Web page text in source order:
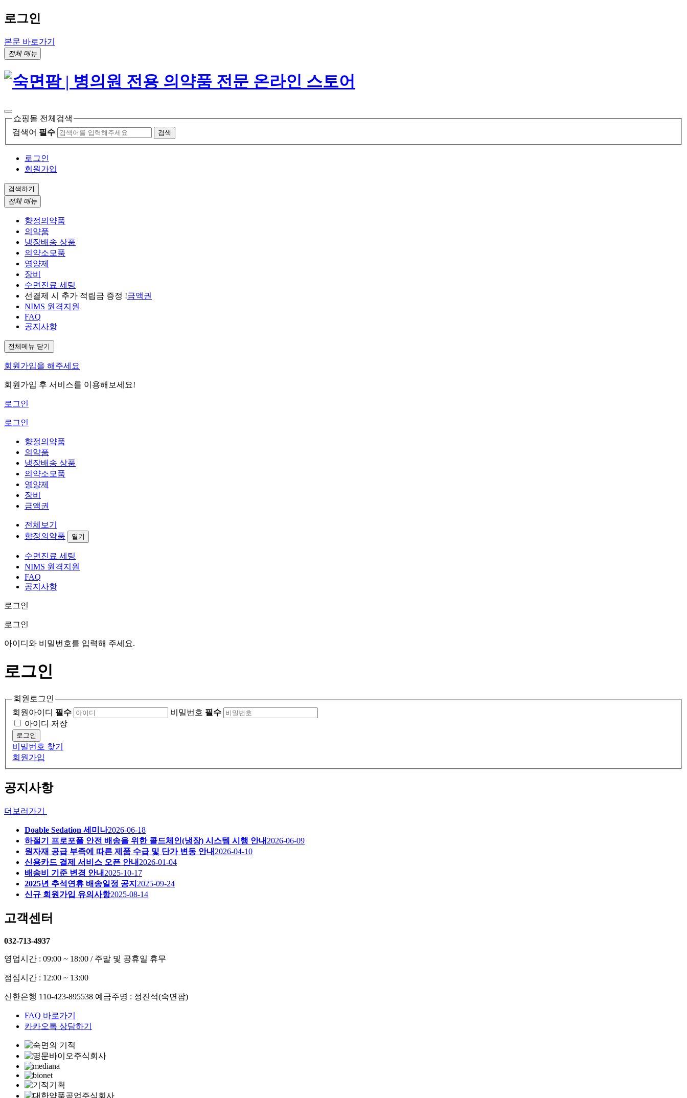
로그인
본문 바로가기
전체 메뉴
쇼핑몰 전체검색
검색어 필수 검색
로그인
회원가입
검색하기
전체 메뉴
향정의약품
의약품
냉장배송 상품
의약소모품
영양제
장비
수면진료 세팅
선결제 시 추가 적립금 증정 !금액권
NIMS 원격지원
FAQ
공지사항
전체메뉴 닫기
회원가입을 해주세요
회원가입 후 서비스를 이용해보세요!
로그인
로그인
향정의약품
의약품
냉장배송 상품
의약소모품
영양제
장비
금액권
전체보기
향정의약품
열기
수면진료 세팅
NIMS 원격지원
FAQ
공지사항
로그인
로그인
아이디와 비밀번호를 입력해 주세요.
로그인
회원로그인
회원아이디 필수 비밀번호 필수
아이디 저장
로그인
비밀번호 찾기
회원가입
공지사항
더보러가기
Doable Sedation 세미나2026-06-18
하절기 프로포폴 안전 배송을 위한 콜드체인(냉장) 시스템 시행 안내 2026-06-09
원자재 공급 부족에 따른 제품 수급 및 단가 변동 안내 2026-04-10
신용카드 결제 서비스 오픈 안내 2026-01-04
배송비 기준 변경 안내 2025-10-17
2025년 추석연휴 배송일정 공지 2025-09-24
신규 회원가입 유의사항2025-08-14
고객센터
032-713-4937
영업시간 : 09:00 ~ 18:00 / 주말 및 공휴일 휴무
점심시간 : 12:00 ~ 13:00
신한은행 110-423-895538 예금주명 : 정진석(숙면팜)
FAQ 바로가기
카카오톡 상담하기